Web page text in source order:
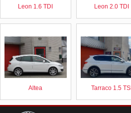
Leon 1.6 TDI Leon 2.0 TDI
Altea Tarraco 1.5 TSI